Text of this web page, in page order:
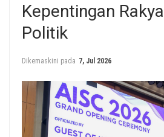
Kepentingan
Politik
Dikemaskini pada 7, Jul 2026